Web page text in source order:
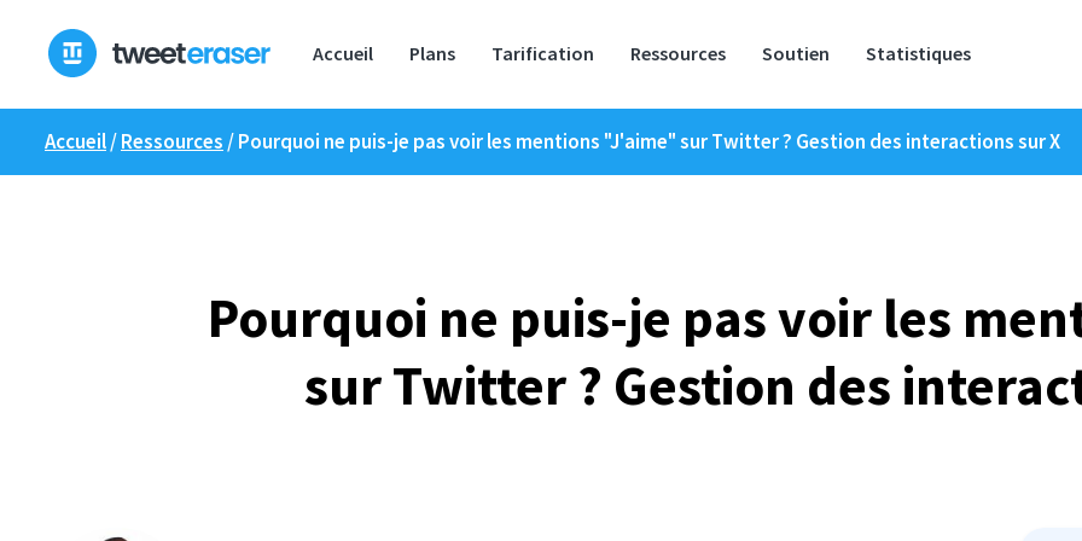
content
Accueil Plans Tarification Ressources Soutien Statistiques
Accueil/Ressources /Pourquoi ne puis-je pas voir les mentions "J'aime" sur Twitter ? Gestion des interactions sur X
Pourquoi ne puis-je pas voir les
sur Twitter ? Gestion des